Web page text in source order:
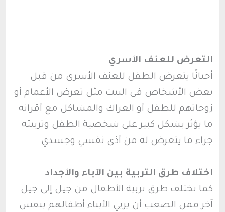
التعرض للعنف الأسري
أحيانًا يتعرض الطفل للعنف الأسري من قبل
بعض الأشخاص في البيت مثل تعرض الأعمام أو
زوجاتهم للطفل أو العراك والمشاكل مع أقرانه
ما يؤثر بشكل كبير على شخصية الطفل وتربيته
جراء ما يتعرض له من أذى نفسي وجسدي.
اختلاف طرق التربية بين الآباء والأجداد
كما تختلف طرق تربية الأطفال من جيل إلى جيل
آخر فمن الصعب أن يربي الأبناء أطفالهم بنفس